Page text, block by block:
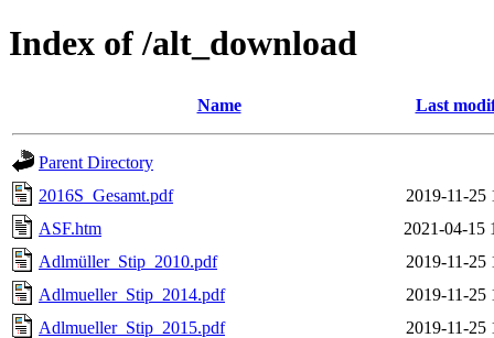
Index of /alt_download
Name Last
Parent Directory
2016S_Gesamt.pdf
2019-11-25
ASF.htm
2021-04-15
Adlmüller_Stip_2010.pdf
2019-11-25
Adlmueller_Stip_2014.pdf
2019-11-25
Adlmueller_Stip_2015.pdf
2019-11-25